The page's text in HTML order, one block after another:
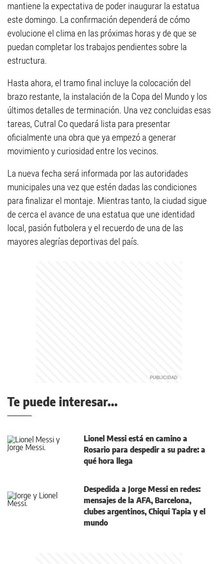
mantiene la expectativa de poder inaugurar la estatua
este domingo. La confirmación dependerá de cómo
evolucione el clima en las próximas horas y de que se
puedan completar los trabajos pendientes sobre la
estructura.
Hasta ahora, el tramo final incluye la colocación del
brazo restante, la instalación de la Copa del Mundo y los
últimos detalles de terminación. Una vez concluidas esas
tareas, Cutral Co quedará lista para presentar
oficialmente una obra que ya empezó a generar
movimiento y curiosidad entre los vecinos.
La nueva fecha será informada por las autoridades
municipales una vez que estén dadas las condiciones
para finalizar el montaje. Mientras tanto, la ciudad sigue
de cerca el avance de una estatua que une identidad
local, pasión futbolera y el recuerdo de una de las
mayores alegrías deportivas del país.
Te puede interesar...
Lionel Messi está en camino a
Rosario para despedir a su padre: a
qué hora llega
Despedida a Jorge Messi en redes:
mensajes de la AFA, Barcelona,
clubes argentinos, Chiqui Tapia y el
mundo